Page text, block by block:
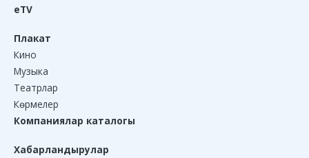
eTV
Плакат
Кино
Музыка
Театрлар
Көрмелер
Компаниялар каталогы
Хабарландырулар